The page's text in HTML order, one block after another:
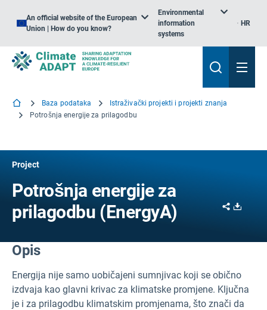
An official website of the European
Union | How do you know?
Environmental
information
systems
HR
Baza podataka
Istraživački projekti i projekti znanja
Potrošnja energije za prilagodbu
Project
Potrošnja energije za
prilagodbu (EnergyA)
Share
Opis
Energija nije samo uobičajeni sumnjivac koji se obično
izdvaja kao glavni krivac za klimatske promjene. Ključna
je i za prilagodbu klimatskim promjenama, što znači da